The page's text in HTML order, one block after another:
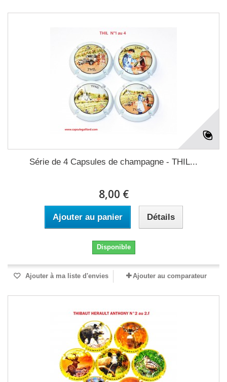
Série de 4 Capsules de champagne - THIL...
8,00 €
Ajouter au panier Détails
Disponible
Ajouter à ma liste d'envies Ajouter au comparateur